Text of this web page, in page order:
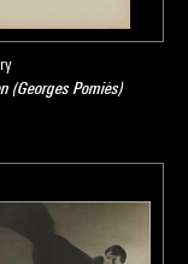
(Georges Pomiès)